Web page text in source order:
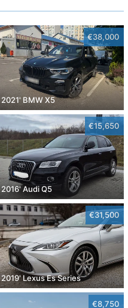
€38,000
2021' BMW X5
€15,650
2016' Audi Q5
€31,500
2019' Lexus Es Series
€8,750